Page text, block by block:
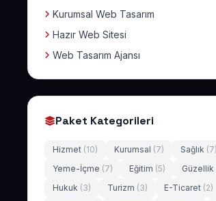
Kurumsal Web Tasarım
Hazır Web Sitesi
Web Tasarım Ajansı
Paket Kategorileri
Hizmet (10) Kurumsal (7) Sağlık (7)
Yeme-İçme (7) Eğitim (5) Güzellik
Hukuk (3) Turizm (3) E-Ticaret (2)